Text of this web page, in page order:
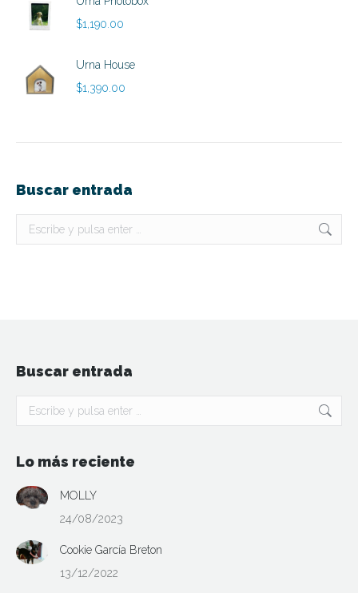
$1,190.00
Urna House
$1,390.00
Buscar entrada
Buscar:
Buscar entrada
Buscar:
Lo más reciente
MOLLY
24/08/2023
Cookie García Breton
13/12/2022